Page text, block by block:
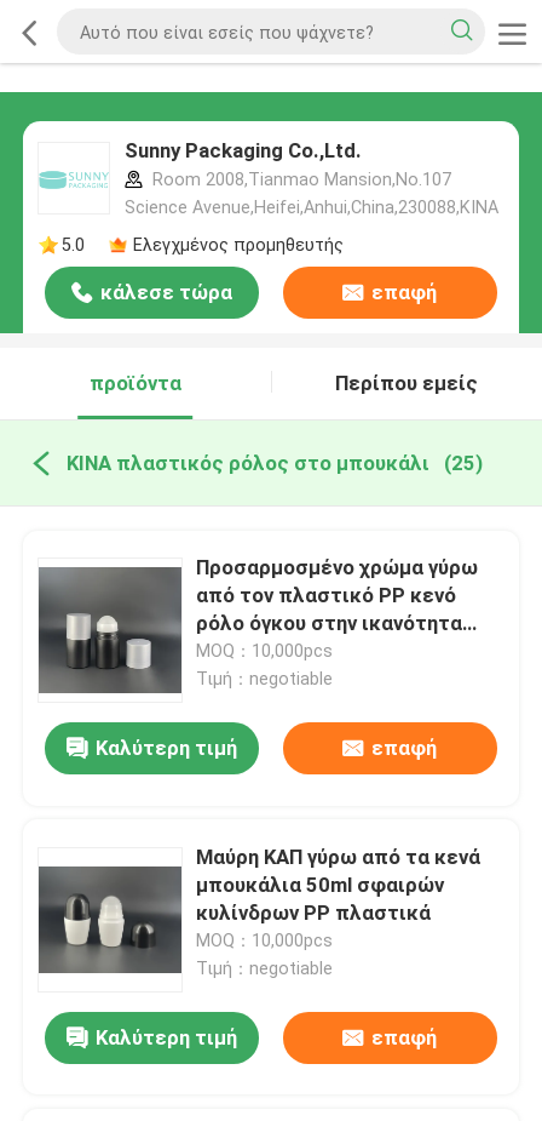
Sunny Packaging Co.,Ltd.
Room 2008,Tianmao Mansion,No.107
Science Avenue,Heifei,Anhui,China,230088,ΚΙΝΑ
5.0
Ελεγχμένος προμηθευτής
κάλεσε τώρα επαφή
προϊόντα Περίπου εμείς
ΚΙΝΑ πλαστικός ρόλος στο μπουκάλι (25)
Προσαρμοσμένο χρώμα γύρω
από τον πλαστικό PP κενό
ρόλο όγκου στην ικανότητα
μπουκαλιών 60ml
MOQ：10,000pcs
Τιμή：negotiable
Καλύτερη τιμή επαφή
Μαύρη ΚΑΠ γύρω από τα κενά
μπουκάλια 50ml σφαιρών
κυλίνδρων PP πλαστικά
MOQ：10,000pcs
Τιμή：negotiable
Καλύτερη τιμή επαφή